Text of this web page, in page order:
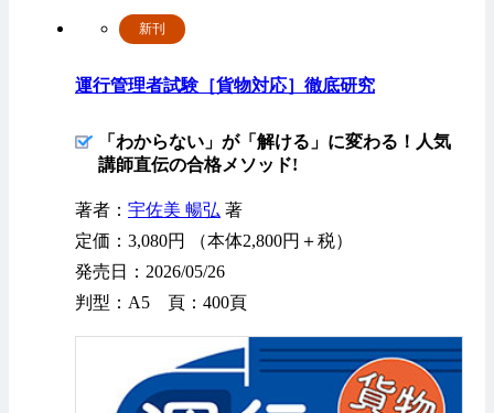
運行管理者試験［貨物対応］徹底研究
新刊
「わからない」が「解ける」に変わる！人気
講師直伝の合格メソッド!
著者： 宇佐美 暢弘 著
定価：3,080円 （本体2,800円＋税）
発売日：2026/05/26
判型：A5 頁：400頁